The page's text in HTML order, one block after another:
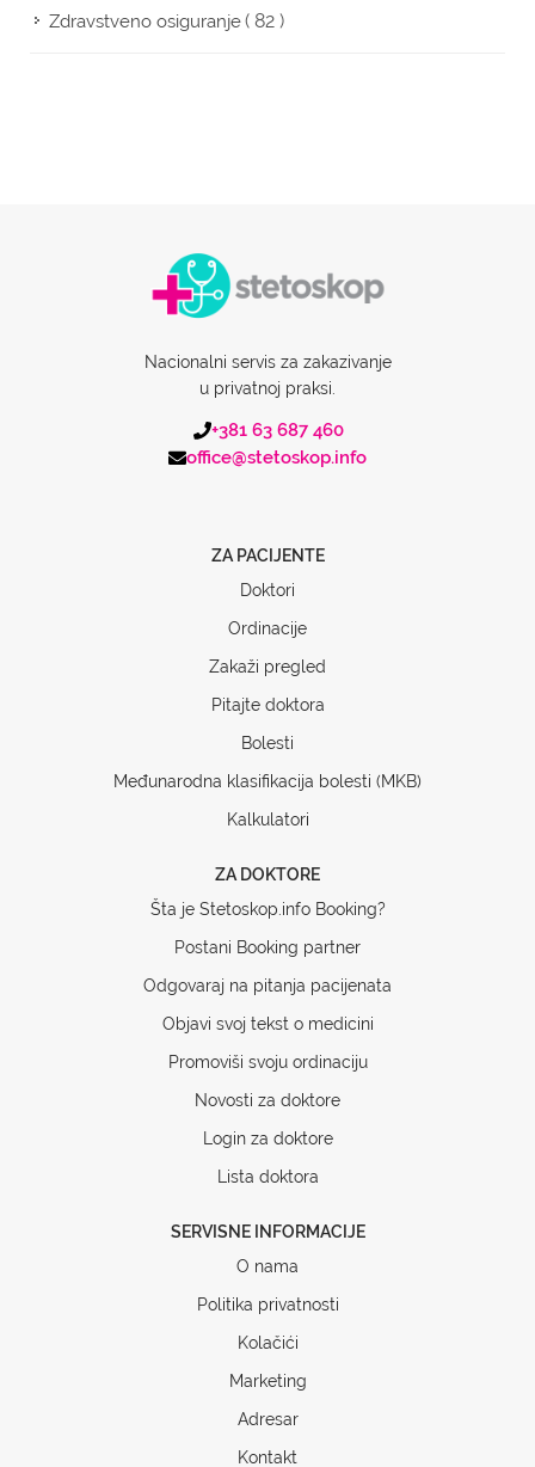
Zdravstveno osiguranje( 82 )
Nacionalni servis za zakazivanje
u privatnoj praksi.
+381 63 687 460
office@stetoskop.info
ZA PACIJENTE
Doktori
Ordinacije
Zakaži pregled
Pitajte doktora
Bolesti
Međunarodna klasifikacija bolesti (MKB)
Kalkulatori
ZA DOKTORE
Šta je Stetoskop.info Booking?
Postani Booking partner
Odgovaraj na pitanja pacijenata
Objavi svoj tekst o medicini
Promoviši svoju ordinaciju
Novosti za doktore
Login za doktore
Lista doktora
SERVISNE INFORMACIJE
O nama
Politika privatnosti
Kolačići
Marketing
Adresar
Kontakt